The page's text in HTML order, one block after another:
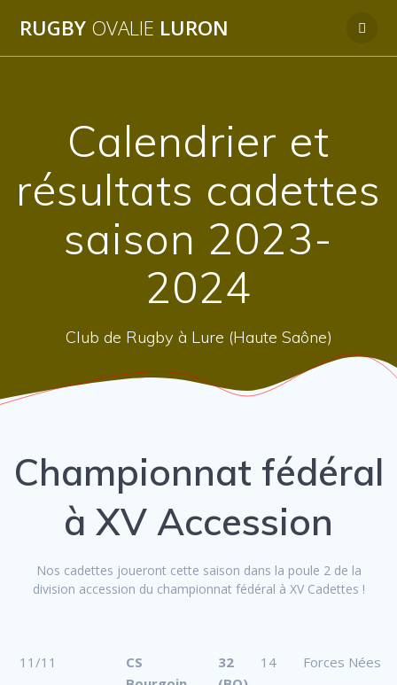
au
RUGBY OVALIE LURON
Calendrier et
résultats cadettes
saison 2023-
2024
Club de Rugby à Lure (Haute Saône)
Championnat fédéral
à XV Accession
Nos cadettes joueront cette saison dans la poule 2 de la
division accession du championnat fédéral à XV Cadettes !
11/11
CS
32
14 Forces Nées